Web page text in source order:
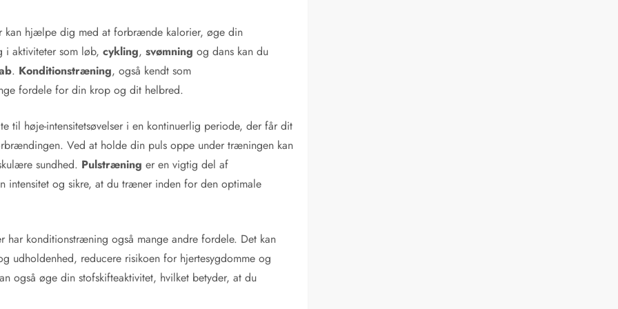
kan hjælpe dig med at forbrænde kalorier, øge din
i aktiviteter som løb,cykling,svømning og dans kan du
. Konditionstræning, også kendt som
fordele for din krop og dit helbred.
til høje-intensitetsøvelser i en kontinuerlig periode, der får dit
Ved at holde din puls oppe under træningen kan
sundhed. Pulstræning er en vigtig del af
og sikre, at du træner inden for den optimale
konditionstræning også mange andre fordele. Det kan
udholdenhed, reducere risikoen for hjertesygdomme og
også øge din stofskifteaktivitet, hvilket betyder, at du